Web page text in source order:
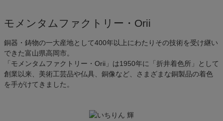
モメンタムファクトリー・Orii
銅器・鋳物の一大産地として400年以上にわたりその技術を受け継い
できた富山県高岡市。
「モメンタムファクトリー・Orii」は1950年に「折井着色所」として
創業以来、美術工芸品や仏具、銅像など、さまざまな銅製品の着色
を手がけてきました。